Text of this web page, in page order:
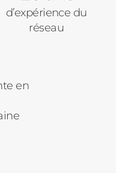
d’expérience du
réseau
en